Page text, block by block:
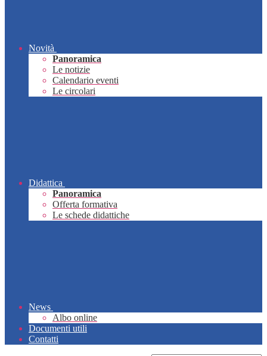
Novità
Panoramica
Le notizie
Calendario eventi
Le circolari
Didattica
Panoramica
Offerta formativa
Le schede didattiche
News
Albo online
Documenti utili
Contatti